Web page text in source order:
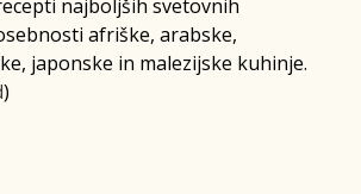
najboljših svetovnih
afriške, arabske,
japonske in malezijske kuhinje.
)